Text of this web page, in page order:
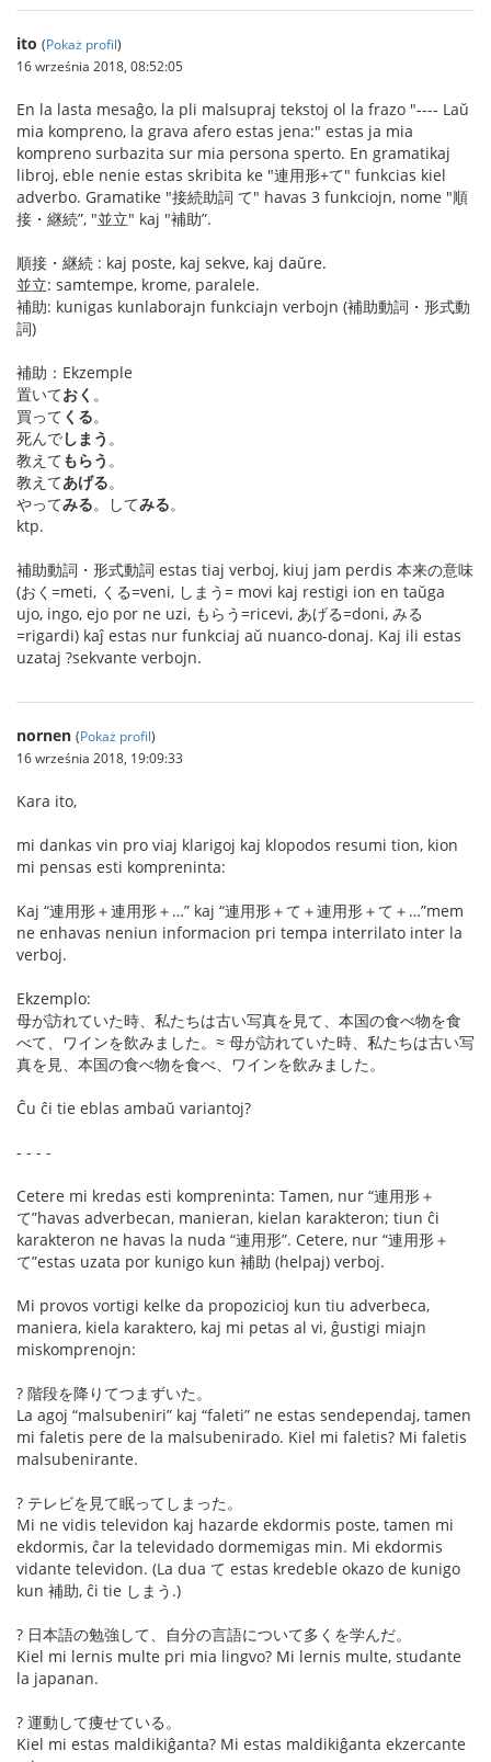
ito (Pokaż profil)
16 września 2018, 08:52:05
En la lasta mesaĝo, la pli malsupraj tekstoj ol la frazo "---- Laŭ
mia kompreno, la grava afero estas jena:" estas ja mia
kompreno surbazita sur mia persona sperto. En gramatikaj
libroj, eble nenie estas skribita ke "連用形+て" funkcias kiel
adverbo. Gramatike "接続助詞 て" havas 3 funkciojn, nome "順
接・継続”, "並立" kaj "補助”.
順接・継続 : kaj poste, kaj sekve, kaj daŭre.
並立: samtempe, krome, paralele.
補助: kunigas kunlaborajn funkciajn verbojn (補助動詞・形式動
詞)
補助：Ekzemple
置いておく 。
買って くる。
死んでしまう 。
教えてもらう 。
教えてあげる。
やってみる。してみる。
ktp.
補助動詞・形式動詞 estas tiaj verboj, kiuj jam perdis 本来の意味
(おく=meti, くる=veni, しまう= movi kaj restigi ion en taŭga
ujo, ingo, ejo por ne uzi, もらう=ricevi, あげる=doni, みる
=rigardi) kaĵ estas nur funkciaj aŭ nuanco-donaj. Kaj ili estas
uzataj ?sekvante verbojn.
nornen (Pokaż profil)
16 września 2018, 19:09:33
Kara ito,
mi dankas vin pro viaj klarigoj kaj klopodos resumi tion, kion
mi pensas esti kompreninta:
Kaj “連用形＋連用形＋…” kaj “連用形＋て＋連用形＋て＋…”mem
ne enhavas neniun informacion pri tempa interrilato inter la
verboj.
Ekzemplo:
母が訪れていた時、私たちは古い写真を見て、本国の食べ物を食
べて、ワインを飲みました。≈ 母が訪れていた時、私たちは古い写
真を見、本国の食べ物を食べ、ワインを飲みました。
Ĉu ĉi tie eblas ambaŭ variantoj?
- - - -
Cetere mi kredas esti kompreninta: Tamen, nur “連用形＋
て”havas adverbecan, manieran, kielan karakteron; tiun ĉi
karakteron ne havas la nuda “連用形”. Cetere, nur “連用形＋
て”estas uzata por kunigo kun 補助 (helpaj) verboj.
Mi provos vortigi kelke da propozicioj kun tiu adverbeca,
maniera, kiela karaktero, kaj mi petas al vi, ĝustigi miajn
miskomprenojn:
? 階段を降りてつまずいた。
La agoj “malsubeniri” kaj “faleti” ne estas sendependaj, tamen
mi faletis pere de la malsubenirado. Kiel mi faletis? Mi faletis
malsubenirante.
? テレビを見て眠ってしまった。
Mi ne vidis televidon kaj hazarde ekdormis poste, tamen mi
ekdormis, ĉar la televidado dormemigas min. Mi ekdormis
vidante televidon. (La dua て estas kredeble okazo de kunigo
kun 補助, ĉi tie しまう.)
? 日本語の勉強して、自分の言語について多くを学んだ。
Kiel mi lernis multe pri mia lingvo? Mi lernis multe, studante
la japanan.
? 運動して痩せている。
Kiel mi estas maldikiĝanta? Mi estas maldikiĝanta ekzercante